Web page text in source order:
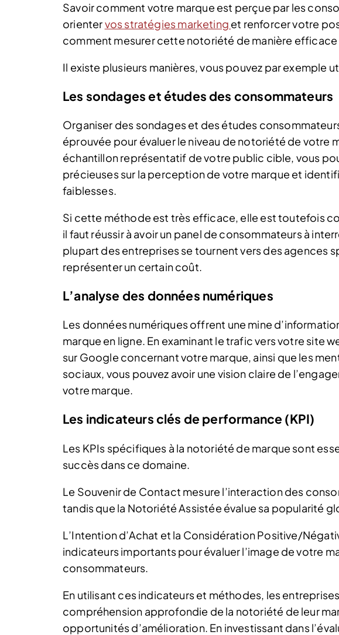
Savoir comment votre marque est perçue par les
orientervos stratégies marketing et renforcer votre
comment mesurer cette notoriété de manière efficace
Il existe plusieurs manières, vous pouvez par exemple
Les sondages et études des consommateurs
Organiser des sondages et des études
éprouvée pour évaluer le niveau de notoriété de votre
échantillon représentatif de votre public cible, vous
précieuses sur la perception de votre marque et
faiblesses.
Si cette méthode est très efficace, elle est toutefois
il faut réussir à avoir un panel de consommateurs à
plupart des entreprises se tournent vers des agences
représenter un certain coût.
L’analyse des données numériques
Les données numériques offrent une mine
marque en ligne. En examinant le trafic vers votre site
sur Google concernant votre marque, ainsi que les
sociaux, vous pouvez avoir une vision claire de
votre marque.
Les indicateurs clés de performance (KPI)
Les KPIs spécifiques à la notoriété de marque sont
succès dans ce domaine.
Le Souvenir de Contact mesure l’interaction des
tandis que la Notoriété Assistée évalue sa popularité
L’Intention d’Achat et la Considération Positive/
indicateurs importants pour évaluer l’image de votre
consommateurs.
En utilisant ces indicateurs et méthodes, les
compréhension approfondie de la notoriété de leur
opportunités d’amélioration. En investissant dans